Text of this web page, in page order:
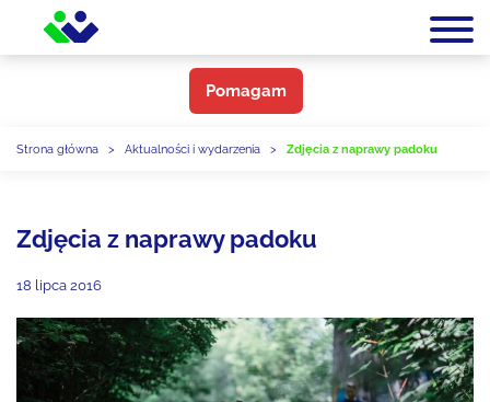
Pomagam
Strona główna > Aktualności i wydarzenia > Zdjęcia z naprawy padoku
Zdjęcia z naprawy padoku
18 lipca 2016